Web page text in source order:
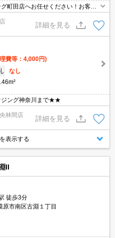
町田店へお任せください！お客様
紹介可能です！！お引越しのプロ
きます！！★詳細を見る
費等：4,000円)
なし
ング神奈川まで★★
林間店
詳細を見る
表示する
II
徒歩3分
原市南区古淵１丁目